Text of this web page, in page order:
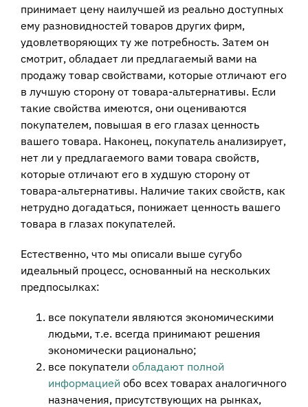
принимает цену наилучшей из реально доступных
ему разновидностей товаров других фирм,
удовлетворяющих ту же потребность. Затем он
смотрит, обладает ли предлагаемый вами на
продажу товар свойствами, которые отличают его
в лучшую сторону от товара-альтернативы. Если
такие свойства имеются, они оцениваются
покупателем, повышая в его глазах ценность
вашего товара. Наконец, покупатель анализирует,
нет ли у предлагаемого вами товара свойств,
которые отличают его в худшую сторону от
товара-альтернативы. Наличие таких свойств, как
нетрудно догадаться, понижает ценность вашего
товара в глазах покупателей.
Естественно, что мы описали выше сугубо
идеальный процесс, основанный на нескольких
предпосылках:
все покупатели являются экономическими
людьми, т.е. всегда принимают решения
экономически рационально;
все покупатели обладают полной
информацией обо всех товарах аналогичного
назначения, присутствующих на рынках,